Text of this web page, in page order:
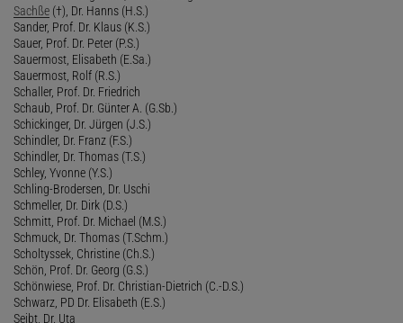
Sachße (†), Dr. Hanns (H.S.)
Sander, Prof. Dr. Klaus (K.S.)
Sauer, Prof. Dr. Peter (P.S.)
Sauermost, Elisabeth (E.Sa.)
Sauermost, Rolf (R.S.)
Schaller, Prof. Dr. Friedrich
Schaub, Prof. Dr. Günter A. (G.Sb.)
Schickinger, Dr. Jürgen (J.S.)
Schindler, Dr. Franz (F.S.)
Schindler, Dr. Thomas (T.S.)
Schley, Yvonne (Y.S.)
Schling-Brodersen, Dr. Uschi
Schmeller, Dr. Dirk (D.S.)
Schmitt, Prof. Dr. Michael (M.S.)
Schmuck, Dr. Thomas (T.Schm.)
Scholtyssek, Christine (Ch.S.)
Schön, Prof. Dr. Georg (G.S.)
Schönwiese, Prof. Dr. Christian-Dietrich (C.-D.S.)
Schwarz, PD Dr. Elisabeth (E.S.)
Seibt, Dr. Uta